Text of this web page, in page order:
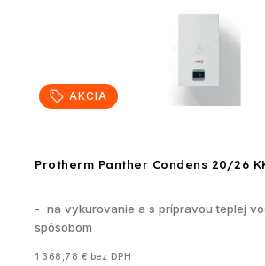
AKCIA
Protherm Panther Condens 20/26
1 368,78 € bez DPH
- na vykurovanie a s prípravou teplej
spôsobom